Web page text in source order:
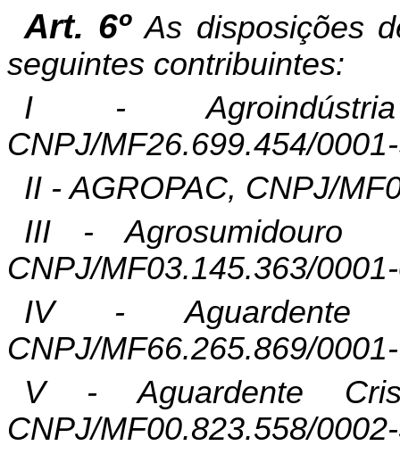
Art. 6ºAs disposições
seguintes contribuintes:
I -
CNPJ/MF26.699.454/
II - AGROPAC, CNPJ/
III -Agrosumidouro
CNPJ/MF03.145.363/
IV -
CNPJ/MF66.265.869/
V - Aguardente
CNPJ/MF00.823.558/